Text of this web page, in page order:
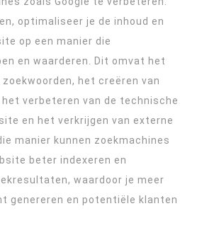
optimaliseer je de inhoud en
op een manier die
en waarderen. Dit omvat het
het creëren van
verbeteren van de technische
en het verkrijgen van externe
manier kunnen zoekmachines
beter indexeren en
waardoor je meer
genereren en potentiële klanten